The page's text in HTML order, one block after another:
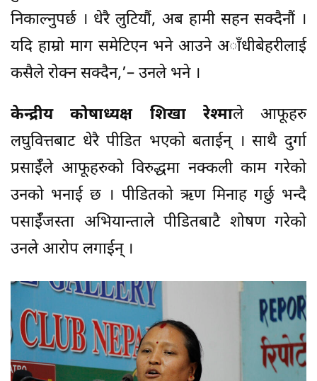
निकाल्नुपर्छ । धेरै लुटियौं, अब हामी सहन सक्दैनौं ।
यदि हाम्रो माग समेटिएन भने आउने अाँधीबेहरीलाई
कसैले रोक्न सक्दैन,’– उनले भने ।
केन्द्रीय कोषाध्यक्ष शिखा रेश्माले आफूहरु
लघुवित्तबाट धेरै पीडित भएको बताईन् । साथै दुर्गा
प्रसाईँले आफूहरुको विरुद्धमा नक्कली काम गरेको
उनको भनाई छ । पीडितको ऋण मिनाह गर्छु भन्दै
पसाईँजस्ता अभियान्ताले पीडितबाटै शोषण गरेको
उनले आरोप लगाईन् ।